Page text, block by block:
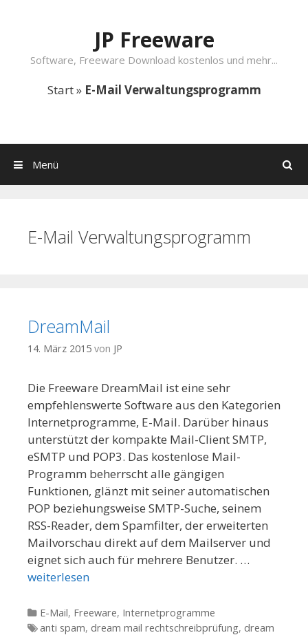
JP Freeware
Software, Freeware Download kostenlos und mehr...
Start» E-Mail Verwaltungsprogramm
Suchen
Menü
E-Mail Verwaltungsprogramm
DreamMail
14. März 2015 von JP
Die Freeware DreamMail ist eine sehr
empfehlenswerte Software aus den Kategorien
Internetprogramme, E-Mail. Darüber hinaus
unterstützt der kompakte Mail-Client SMTP,
eSMTP und POP3. Das kostenlose Mail-
Programm beherrscht alle gängigen
Funktionen, glänzt mit seiner automatischen
POP beziehungsweise SMTP-Suche, seinem
RSS-Reader, dem Spamfilter, der erweiterten
Mailvorschau direkt auf dem Mailserver und
eignet sich auch für mehrere Benutzer. …
weiterlesen
Kategorien
E-Mail, Freeware, Internetprogramme
Tags
anti spam, dream mail rechtschreibprüfung, dream